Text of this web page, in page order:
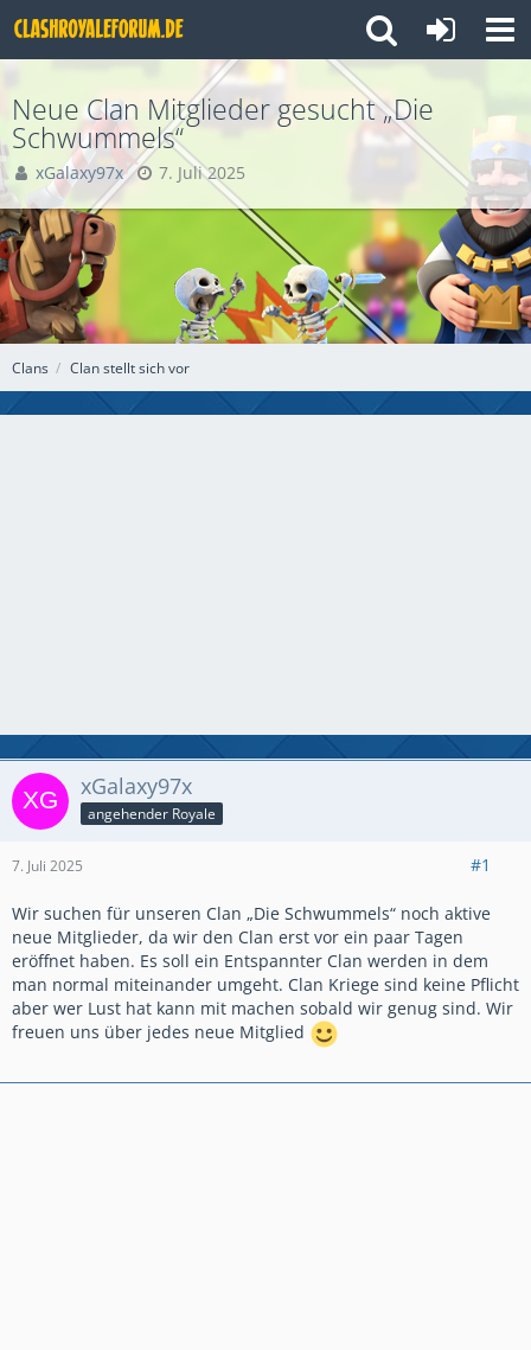
Clans Clan stellt sich vor
Neue Clan Mitglieder gesucht „Die
Schwummels“
xGalaxy97x 7. Juli 2025
xGalaxy97x
angehender Royale
7. Juli 2025 #1
Wir suchen für unseren Clan „Die Schwummels“ noch aktive
neue Mitglieder, da wir den Clan erst vor ein paar Tagen
eröffnet haben. Es soll ein Entspannter Clan werden in dem
man normal miteinander umgeht. Clan Kriege sind keine Pflicht
aber wer Lust hat kann mit machen sobald wir genug sind. Wir
freuen uns über jedes neue Mitglied